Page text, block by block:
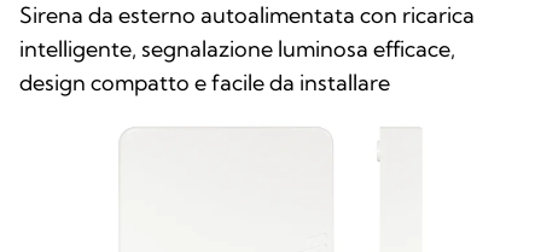
Sirena da esterno autoalimentata con ricarica
intelligente, segnalazione luminosa efficace,
design compatto e facile da installare